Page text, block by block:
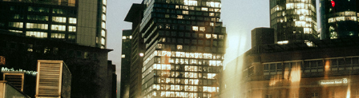
FRANKFURT AM MAIN